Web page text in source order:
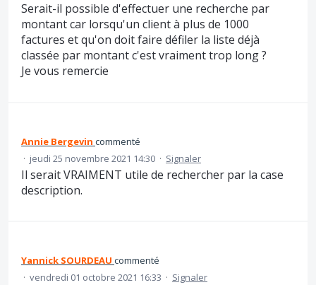
Serait-il possible d'effectuer une recherche par
montant car lorsqu'un client à plus de 1000
factures et qu'on doit faire défiler la liste déjà
classée par montant c'est vraiment trop long ?
Je vous remercie
Annie Bergevin commenté
· jeudi 25 novembre 2021 14:30 · Signaler
Il serait VRAIMENT utile de rechercher par la case
description.
Yannick SOURDEAU commenté
· vendredi 01 octobre 2021 16:33 · Signaler